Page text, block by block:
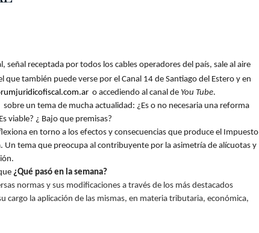
señal receptada por todos los cables operadores del país, sale al aire
que también puede verse por el Canal 14 de Santiago del Estero y en
o accediendo al canal de You Tube.
sobre un tema de mucha actualidad: ¿Es o no necesaria una reforma
viable? ¿ Bajo que premisas?
en torno a los efectos y consecuencias que produce el Impuesto
Un tema que preocupa al contribuyente por la asimetría de alícuotas y
¿Qué pasó en la semana?
normas y sus modificaciones a través de los más destacados
cargo la aplicación de las mismas, en materia tributaria, económica,